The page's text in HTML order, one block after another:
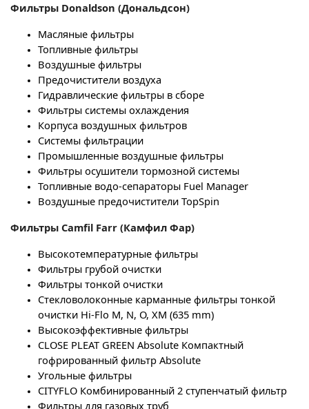
Фильтры Donaldson (Дональдсон)
Масляные фильтры
Топливные фильтры
Воздушные фильтры
Предочистители воздуха
Гидравлические фильтры в сборе
Фильтры системы охлаждения
Корпуса воздушных фильтров
Системы фильтрации
Промышленные воздушные фильтры
Фильтры осушители тормозной системы
Топливные водо-сепараторы Fuel Manager
Воздушные предочистители TopSpin
Фильтры Camfil Farr (Камфил Фар)
Высокотемпературные фильтры
Фильтры грубой очистки
Фильтры тонкой очистки
Стекловолоконные карманные фильтры тонкой
очистки Hi-Flo M, N, O, XM (635 mm)
Высокоэффективные фильтры
CLOSE PLEAT GREEN Absolute Компактный
гофрированный фильтр Absolute
Угольные фильтры
CITYFLO Комбинированный 2 ступенчатый фильтр
Фильтры для газовых труб